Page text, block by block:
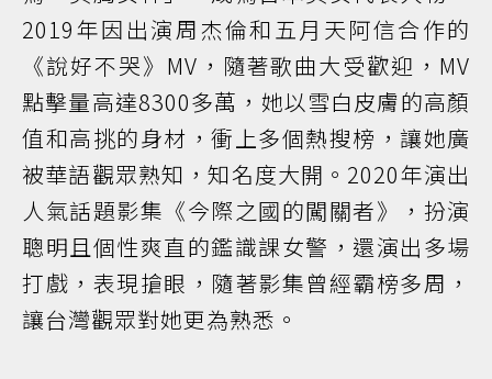
2019年因出演周杰倫和五月天阿信合作的
《說好不哭》MV，隨著歌曲大受歡迎，MV
點擊量高達8300多萬，她以雪白皮膚的高顏
值和高挑的身材，衝上多個熱搜榜，讓她廣
被華語觀眾熟知，知名度大開。2020年演出
人氣話題影集《今際之國的闖關者》，扮演
聰明且個性爽直的鑑識課女警，還演出多場
打戲，表現搶眼，隨著影集曾經霸榜多周，
讓台灣觀眾對她更為熟悉。